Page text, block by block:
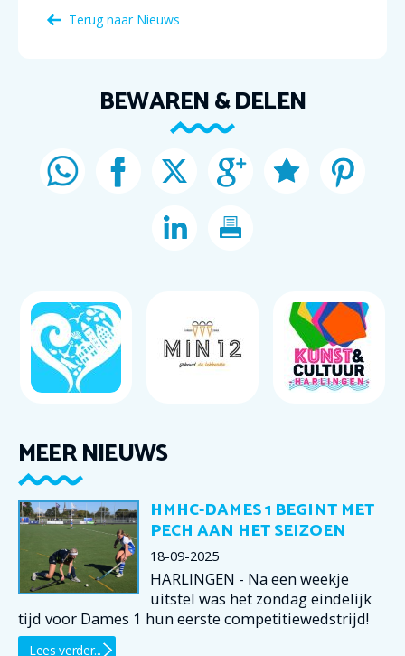
Terug naar Nieuws
BEWAREN & DELEN
MEER NIEUWS
HMHC-DAMES 1 BEGINT MET
PECH AAN HET SEIZOEN
18-09-2025
HARLINGEN - Na een weekje
uitstel was het zondag eindelijk
tijd voor Dames 1 hun eerste competitiewedstrijd!
Lees verder...